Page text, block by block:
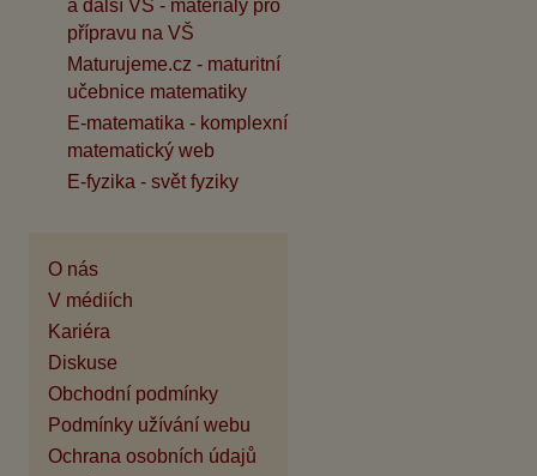
a další VŠ - materiály pro
přípravu na VŠ
Maturujeme.cz - maturitní
učebnice matematiky
E-matematika - komplexní
matematický web
E-fyzika - svět fyziky
O nás
V médiích
Kariéra
Diskuse
Obchodní podmínky
Podmínky užívání webu
Ochrana osobních údajů